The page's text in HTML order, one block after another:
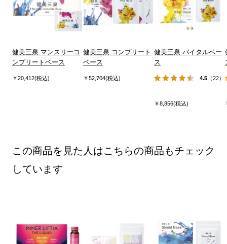
健美三泉 マンスリーコ
ンプリートベース
￥20,412(税込)
健美三泉 コンプリート
ベース
￥52,704(税込)
健美三泉 バイタルベー
ス
4.5（22）
￥8,856(税込)
この商品を見た人はこちらの商品もチェック
しています